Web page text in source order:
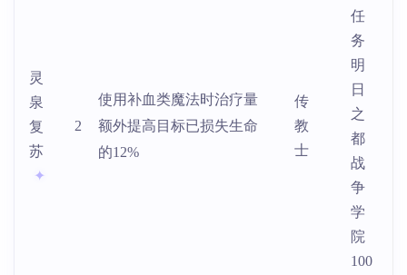
灵
泉
复
苏
2
使用补血类魔法时治疗量
额外提高目标已损失生命
的12%
传
教
士
任
务
明
日
之
都
战
争
学
院
100